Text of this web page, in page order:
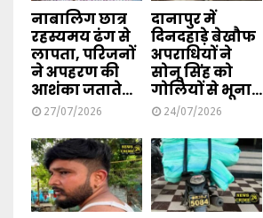
नाबालिग छात्र
रहस्यमय ढंग से
लापता, परिजनों
ने अपहरण की
आशंका जताते...
27/07/2026
दानापुर में
दिनदहाड़े बेखौफ
अपराधियों ने
सोनू सिंह को
गोलियों से भूना...
24/07/2026